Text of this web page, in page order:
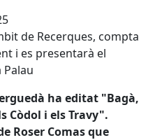
de Recerques, compta
i es presentarà el
ha editat "Bagà,
Còdol i els Travy".
Roser Comas que